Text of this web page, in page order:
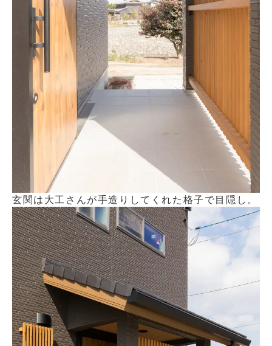
玄関は大工さんが手造りしてくれた格子で目隠し。